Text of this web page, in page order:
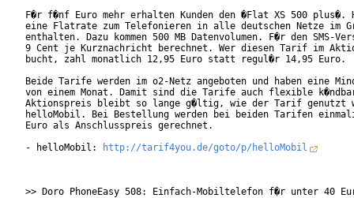
F�r f�nf Euro mehr erhalten Kunden den �Flat XS 500
eine Flatrate zum Telefonieren in alle deutschen Netze im
enthalten. Dazu kommen 500 MB Datenvolumen. F�r den SMS-
9 Cent je Kurznachricht berechnet. Wer diesen Tarif im
bucht, zahl monatlich 12,95 Euro statt regul�r 14,95 Euro.
Beide Tarife werden im o2-Netz angeboten und haben eine
von einem Monat. Damit sind die Tarife auch flexible
Aktionspreis bleibt so lange g�ltig, wie der Tarif genutzt
helloMobil. Bei Bestellung werden bei beiden Tarifen
Euro als Anschlusspreis gerechnet.
- helloMobil:
http://tarif4you.de/goto/p/helloMobil
>> Doro PhoneEasy 508: Einfach-Mobiltelefon f�r unter 40